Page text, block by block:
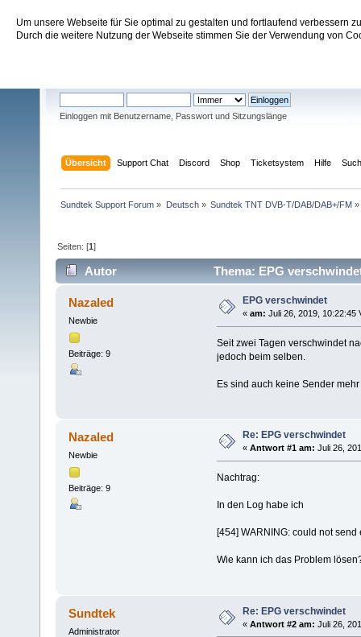
Um unsere Webseite für Sie optimal zu gestalten und fortlaufend verbessern
Durch die weitere Nutzung der Webseite stimmen Sie der Verwendung von
Sundtek Support Forum
Einloggen mit Benutzername, Passwort und Sitzungslänge
Übersicht Support Chat Discord Shop Ticketsystem Hilfe
Sundtek Support Forum » Deutsch» Sundtek TNT DVB-T/DAB/DAB+/FM»
Seiten: [1]
Autor Thema: EPG
Nazaled
Newbie
Beiträge: 9
EPG verschwindet
« am: Juli 26, 2019, 10:22:45
Seit zwei Tagen verschwindet
jedoch beim selben.
Es sind auch keine Sender
Nazaled
Newbie
Beiträge: 9
Re: EPG verschwindet
« Antwort #1 am: Juli 26,
Nachtrag:
In den Log habe ich
[454] WARNING: could not
Wie kann ich das Problem
Sundtek
Administrator
Re: EPG verschwindet
« Antwort #2 am: Juli 26,